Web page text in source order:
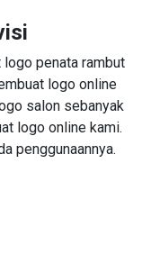
logo penata rambut
logo online
salon sebanyak
logo online kami.
penggunaannya.